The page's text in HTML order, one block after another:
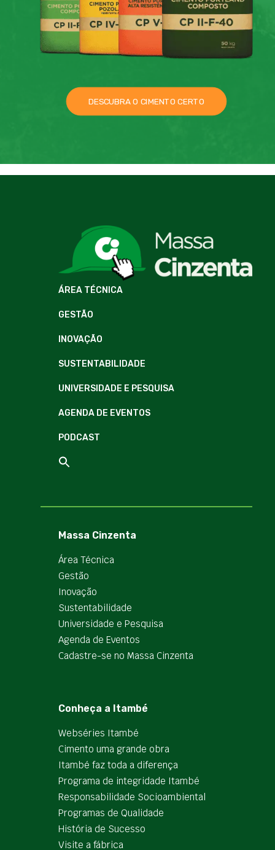
DESCUBRA O CIMENTO CERTO
ÁREA TÉCNICA
GESTÃO
INOVAÇÃO
SUSTENTABILIDADE
UNIVERSIDADE E PESQUISA
AGENDA DE EVENTOS
PODCAST
Massa Cinzenta
Área Técnica
Gestão
Inovação
Sustentabilidade
Universidade e Pesquisa
Agenda de Eventos
Cadastre-se no Massa Cinzenta
Conheça a Itambé
Webséries Itambé
Cimento uma grande obra
Itambé faz toda a diferença
Programa de integridade Itambé
Responsabilidade Socioambiental
Programas de Qualidade
História de Sucesso
Visite a fábrica